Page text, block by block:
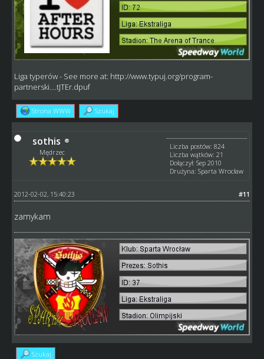
Liga typerów- See more at: http://www.typuj.org/program-
partnerski....tJTEr.dpuf
Strona WWW Szukaj
sothis
Mędrzec
Liczba postów: 824
Liczba wątków: 21
Dołączył: Sep 2010
Drużyna: Sparta Wrocław
#11
2012-02-02, 15:40:23
zamykam
Szukaj